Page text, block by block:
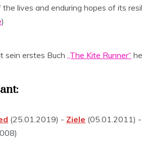
lives and enduring hopes of its
)
sein erstes Buch „The Kite Runner“
(25.01.2019) - Ziele (05.01.2011) -